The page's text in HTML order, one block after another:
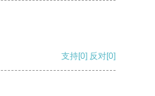
支持[0] 反对[0]